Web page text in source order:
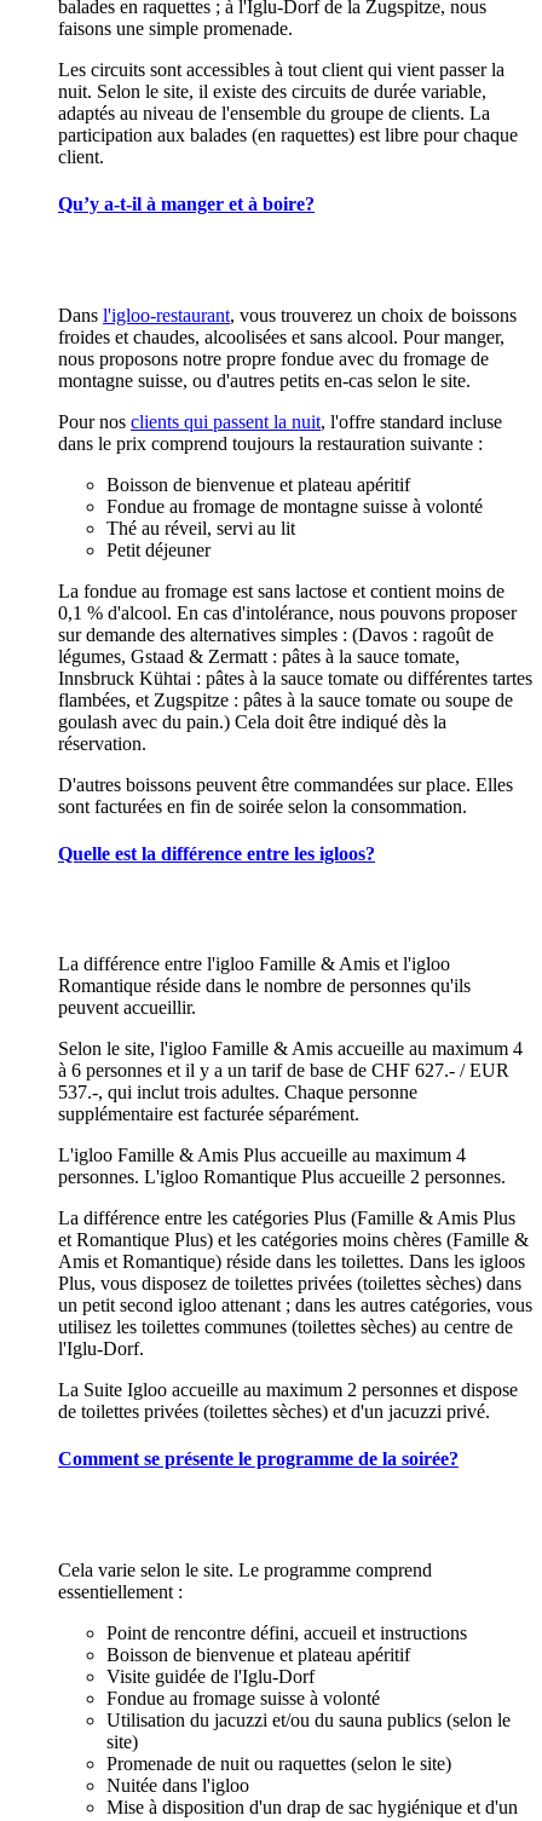
balades en raquettes ; à l'Iglu-Dorf de la Zugspitze, nous
faisons une simple promenade.
Les circuits sont accessibles à tout client qui vient passer la
nuit. Selon le site, il existe des circuits de durée variable,
adaptés au niveau de l'ensemble du groupe de clients. La
participation aux balades (en raquettes) est libre pour chaque
client.
Qu’y a-t-il à manger et à boire?
Dans l'igloo-restaurant, vous trouverez un choix de boissons
froides et chaudes, alcoolisées et sans alcool. Pour manger,
nous proposons notre propre fondue avec du fromage de
montagne suisse, ou d'autres petits en-cas selon le site.
Pour nos clients qui passent la nuit, l'offre standard incluse
dans le prix comprend toujours la restauration suivante :
Boisson de bienvenue et plateau apéritif
Fondue au fromage de montagne suisse à volonté
Thé au réveil, servi au lit
Petit déjeuner
La fondue au fromage est sans lactose et contient moins de
0,1 % d'alcool. En cas d'intolérance, nous pouvons proposer
sur demande des alternatives simples : (Davos : ragoût de
légumes, Gstaad & Zermatt : pâtes à la sauce tomate,
Innsbruck Kühtai : pâtes à la sauce tomate ou différentes tartes
flambées, et Zugspitze : pâtes à la sauce tomate ou soupe de
goulash avec du pain.) Cela doit être indiqué dès la
réservation.
D'autres boissons peuvent être commandées sur place. Elles
sont facturées en fin de soirée selon la consommation.
Quelle est la différence entre les igloos?
La différence entre l'igloo Famille & Amis et l'igloo
Romantique réside dans le nombre de personnes qu'ils
peuvent accueillir.
Selon le site, l'igloo Famille & Amis accueille au maximum 4
à 6 personnes et il y a un tarif de base de CHF 627.- / EUR
537.-, qui inclut trois adultes. Chaque personne
supplémentaire est facturée séparément.
L'igloo Famille & Amis Plus accueille au maximum 4
personnes. L'igloo Romantique Plus accueille 2 personnes.
La différence entre les catégories Plus (Famille & Amis Plus
et Romantique Plus) et les catégories moins chères (Famille &
Amis et Romantique) réside dans les toilettes. Dans les igloos
Plus, vous disposez de toilettes privées (toilettes sèches) dans
un petit second igloo attenant ; dans les autres catégories, vous
utilisez les toilettes communes (toilettes sèches) au centre de
l'Iglu-Dorf.
La Suite Igloo accueille au maximum 2 personnes et dispose
de toilettes privées (toilettes sèches) et d'un jacuzzi privé.
Comment se présente le programme de la soirée?
Cela varie selon le site. Le programme comprend
essentiellement :
Point de rencontre défini, accueil et instructions
Boisson de bienvenue et plateau apéritif
Visite guidée de l'Iglu-Dorf
Fondue au fromage suisse à volonté
Utilisation du jacuzzi et/ou du sauna publics (selon le
site)
Promenade de nuit ou raquettes (selon le site)
Nuitée dans l'igloo
Mise à disposition d'un drap de sac hygiénique et d'un